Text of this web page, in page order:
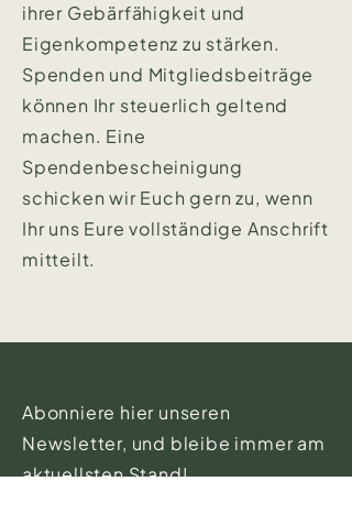
ihrer Gebärfähigkeit und
Eigenkompetenz zu stärken.
Spenden und Mitgliedsbeiträge
können Ihr steuerlich geltend
machen. Eine
Spendenbescheinigung
schicken wir Euch gern zu, wenn
Ihr uns Eure vollständige Anschrift
mitteilt.
Abonniere hier unseren
Newsletter, und bleibe immer am
aktuellsten Stand!